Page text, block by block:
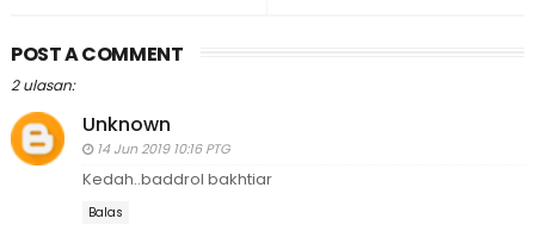
POST A COMMENT
2 ulasan:
Unknown
14 Jun 2019 10:16 PTG
Kedah..baddrol bakhtiar
Balas